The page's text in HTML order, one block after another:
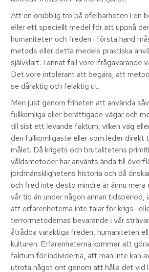
Att en orubblig tro på ofelbarheten i en
eller ett speciellt medel för att uppnå
humaniteten och freden i första hand
metods eller detta medels praktiska
självklart. I annat fall vore ifrågavarande
Det vore intolerant att begära, att
se dåraktig och felaktig ut.
Men just genom friheten att använda
fullkomliga eller berättigade vägar och
till sist ett levande faktum, vilken väg
den fullkomligaste eller som leder direkt
målet. Då krigets och brutalitetens
våldsmetoder har använts ända till
jordmänsklighetens historia och då
och fred inte desto mindre är ännu
vår tid än under någon annan
att erfarenheterna inte talar för krigs-
terrormetodernas bevarande i vår
åtrådda varaktiga freden, humaniteten
kulturen. Erfarenheterna kommer att
faktum för individerna, att man inte kan
utrota något ont genom att hålla det vid